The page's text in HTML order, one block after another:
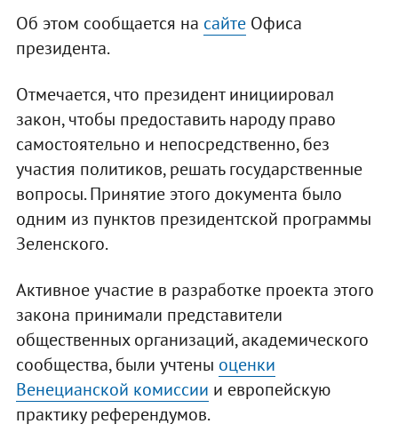
Об этом сообщается на сайтеОфиса
президента.
Отмечается, что президент инициировал
закон, чтобы предоставить народу право
самостоятельно и непосредственно, без
участия политиков, решать государственные
вопросы. Принятие этого документа было
одним из пунктов президентской программы
Зеленского.
Активное участие в разработке проекта этого
закона принимали представители
общественных организаций, академического
сообщества, были учтены оценки
Венецианской комиссии и европейскую
практику референдумов.